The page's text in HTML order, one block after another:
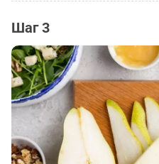
Шаг 3